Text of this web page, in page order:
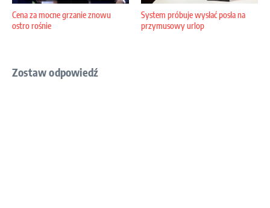
Cena za mocne grzanie znowu
ostro rośnie
System próbuje wysłać posła na
przymusowy urlop
Zostaw odpowiedź